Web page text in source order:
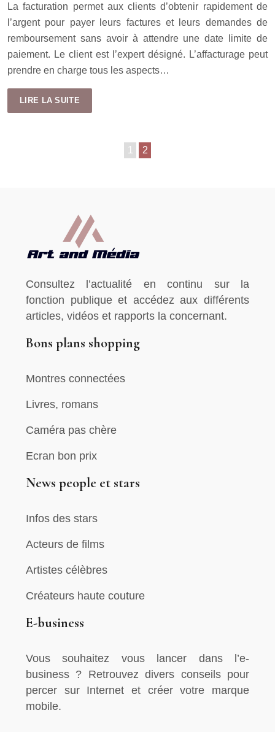
La facturation permet aux clients d’obtenir rapidement de
l’argent pour payer leurs factures et leurs demandes de
remboursement sans avoir à attendre une date limite de
paiement. Le client est l’expert désigné. L’affacturage peut
prendre en charge tous les aspects…
LIRE LA SUITE
1 2
Consultez l’actualité en continu sur la
fonction publique et accédez aux différents
articles, vidéos et rapports la concernant.
Bons plans shopping
Montres connectées
Livres, romans
Caméra pas chère
Ecran bon prix
News people et stars
Infos des stars
Acteurs de films
Artistes célèbres
Créateurs haute couture
E-business
Vous souhaitez vous lancer dans l’e-
business ? Retrouvez divers conseils pour
percer sur Internet et créer votre marque
mobile.